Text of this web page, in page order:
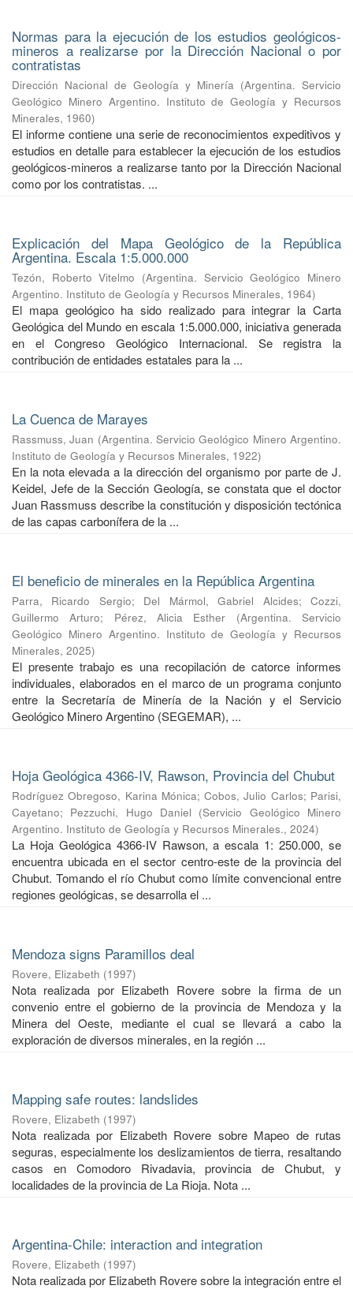
Normas para la ejecución de los estudios geológicos-
mineros a realizarse por la Dirección Nacional o por
contratistas
Dirección Nacional de Geología y Minería (Argentina. Servicio
Geológico Minero Argentino. Instituto de Geología y Recursos
Minerales, 1960)
El informe contiene una serie de reconocimientos expeditivos y
estudios en detalle para establecer la ejecución de los estudios
geológicos-mineros a realizarse tanto por la Dirección Nacional
como por los contratistas. ...
Explicación del Mapa Geológico de la República
Argentina. Escala 1:5.000.000
Tezón, Roberto Vitelmo (Argentina. Servicio Geológico Minero
Argentino. Instituto de Geología y Recursos Minerales, 1964)
El mapa geológico ha sido realizado para integrar la Carta
Geológica del Mundo en escala 1:5.000.000, iniciativa generada
en el Congreso Geológico Internacional. Se registra la
contribución de entidades estatales para la ...
La Cuenca de Marayes
Rassmuss, Juan (Argentina. Servicio Geológico Minero Argentino.
Instituto de Geología y Recursos Minerales, 1922)
En la nota elevada a la dirección del organismo por parte de J.
Keidel, Jefe de la Sección Geología, se constata que el doctor
Juan Rassmuss describe la constitución y disposición tectónica
de las capas carbonífera de la ...
El beneficio de minerales en la República Argentina
Parra, Ricardo Sergio; Del Mármol, Gabriel Alcides;Cozzi,
Guillermo Arturo; Pérez, Alicia Esther (Argentina. Servicio
Geológico Minero Argentino. Instituto de Geología y Recursos
Minerales, 2025)
El presente trabajo es una recopilación de catorce informes
individuales, elaborados en el marco de un programa conjunto
entre la Secretaría de Minería de la Nación y el Servicio
Geológico Minero Argentino (SEGEMAR), ...
Hoja Geológica 4366-IV, Rawson, Provincia del Chubut
Rodríguez Obregoso, Karina Mónica;Cobos, Julio Carlos; Parisi,
Cayetano; Pezzuchi, Hugo Daniel (Servicio Geológico Minero
Argentino. Instituto de Geología y Recursos Minerales., 2024)
La Hoja Geológica 4366-IV Rawson, a escala 1: 250.000, se
encuentra ubicada en el sector centro-este de la provincia del
Chubut. Tomando el río Chubut como límite convencional entre
regiones geológicas, se desarrolla el ...
Mendoza signs Paramillos deal
Rovere, Elizabeth (1997)
Nota realizada por Elizabeth Rovere sobre la firma de un
convenio entre el gobierno de la provincia de Mendoza y la
Minera del Oeste, mediante el cual se llevará a cabo la
exploración de diversos minerales, en la región ...
Mapping safe routes: landslides
Rovere, Elizabeth (1997)
Nota realizada por Elizabeth Rovere sobre Mapeo de rutas
seguras, especialmente los deslizamientos de tierra, resaltando
casos en Comodoro Rivadavia, provincia de Chubut, y
localidades de la provincia de La Rioja. Nota ...
Argentina-Chile: interaction and integration
Rovere, Elizabeth (1997)
Nota realizada por Elizabeth Rovere sobre la integración entre el